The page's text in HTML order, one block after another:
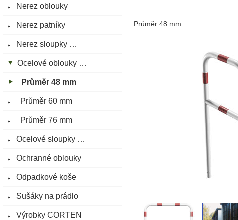
Nerez oblouky
Nerez patníky
Nerez sloupky …
Ocelové oblouky …
Průměr 48 mm
Průměr 60 mm
Průměr 76 mm
Ocelové sloupky …
Ochranné oblouky
Odpadkové koše
Sušáky na prádlo
Výrobky CORTEN
Průměr 48 mm